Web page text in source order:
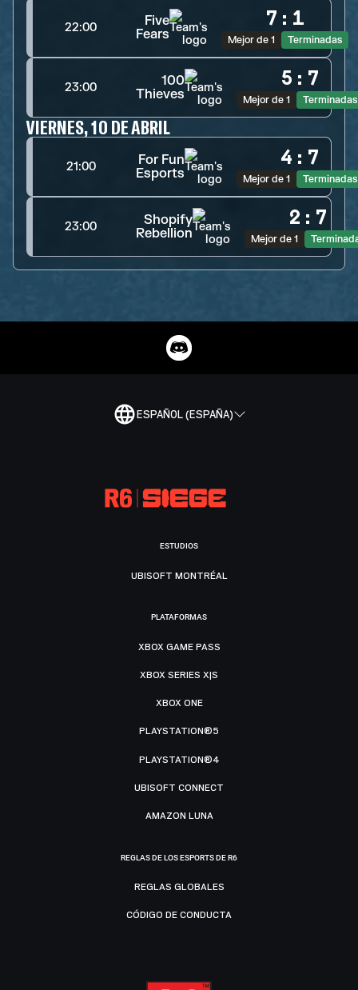
22:00
Five
Fears
7 : 1
Mejor de 1 Terminadas
23:00
100
Thieves
5 : 7
Mejor de 1 Terminadas
VIERNES, 10 DE ABRIL
21:00
For Fun
Esports
4 : 7
Mejor de 1 Terminadas
23:00
Shopify
Rebellion
2 : 7
Mejor de 1
ESPAÑOL (ESPAÑA)
ESTUDIOS
UBISOFT MONTRÉAL
PLATAFORMAS
XBOX GAME PASS
XBOX SERIES X|S
XBOX ONE
PLAYSTATION®5
PLAYSTATION®4
UBISOFT CONNECT
AMAZON LUNA
REGLAS DE LOS ESPORTS DE R6
REGLAS GLOBALES
CÓDIGO DE CONDUCTA